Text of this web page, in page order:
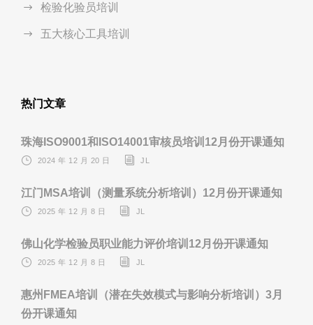
检验化验员培训
五大核心工具培训
热门文章
珠海ISO9001和ISO14001审核员培训12月份开课通知
2024 年 12 月 20 日 JL
江门MSA培训（测量系统分析培训）12月份开课通知
2025 年 12 月 8 日 JL
佛山化学检验员职业能力评价培训12月份开课通知
2025 年 12 月 8 日 JL
惠州FMEA培训（潜在失效模式与影响分析培训）3月
份开课通知